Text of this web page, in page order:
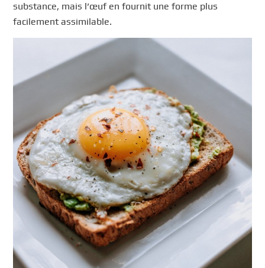
substance, mais l’œuf en fournit une forme plus
facilement assimilable.